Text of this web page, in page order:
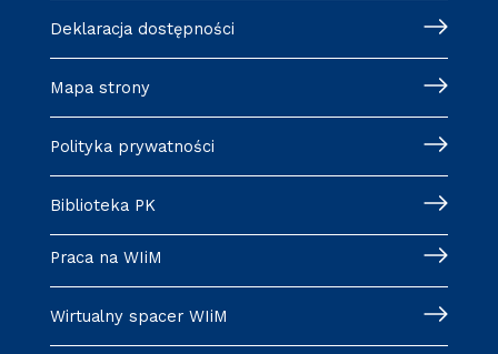
Deklaracja dostępności
Mapa strony
Polityka prywatności
Biblioteka PK
Praca na WIiM
Wirtualny spacer WIiM